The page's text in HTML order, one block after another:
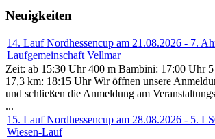
Neuigkeiten
14. Lauf Nordhessencup am 21.08.2026 - 7.
Laufgemeinschaft Vellmar
Zeit: ab 15:30 Uhr 400 m Bambini: 17:00 Uhr
17,3 km: 18:15 Uhr Wir öffnen unsere
und schließen die Anmeldung am
...
15. Lauf Nordhessencup am 28.08.2026 - 5.
Wiesen-Lauf